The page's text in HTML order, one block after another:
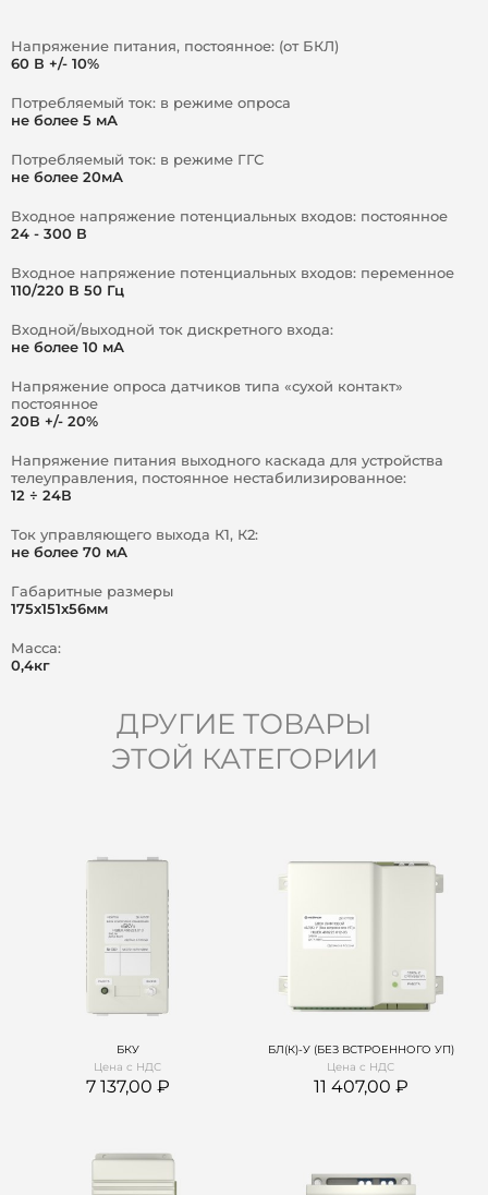
В случае использования блока в составе системы ЕСДКЛ
обеспечивает диспетчеризацию лифта (платформы) в
Блок имеет встроенное переговорное устройство, а
также позволяет интегрировать систему ремонтной
связи лифта «СДАСЛ» (шлейф для подключения к блоку
Блок подключается к БКЛ по 2-х проводной линии связи
и требует предварительного программирования адреса
(адр.1 – адр.31). Новые блоки по умолчанию имеют 31
Напряжение питания, постоянное: (от БКЛ)
60 В +/- 10%
Потребляемый ток: в режиме опроса
не более 5 мА
Потребляемый ток: в режиме ГГС
не более 20мА
Входное напряжение потенциальных входов: постоянное
24 - 300 В
Входное напряжение потенциальных входов: переменное
110/220 В 50 Гц
Входной/выходной ток дискретного входа:
не более 10 мА
Напряжение опроса датчиков типа «сухой контакт»
постоянное
20В +/- 20%
Напряжение питания выходного каскада для устройства
телеуправления, постоянное нестабилизированное:
12 ÷ 24В
Ток управляющего выхода К1, К2:
не более 70 мА
Габаритные размеры
175х151х56мм
Масса:
0,4кг
ДРУГИЕ ТОВАРЫ
ЭТОЙ КАТЕГОРИИ
БКУ
Цена с НДС
7 137,00
БЛ(К)-У (БЕЗ ВСТРОЕННОГО УП)
Цена с НДС
11 407,00